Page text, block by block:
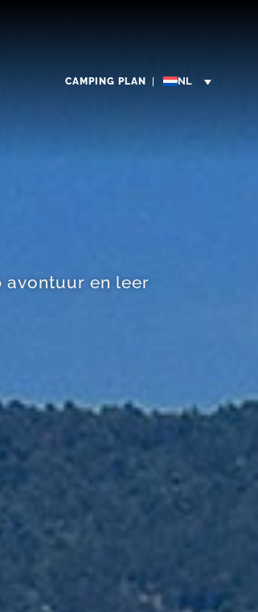
CAMPING PLAN
avontuur en leer